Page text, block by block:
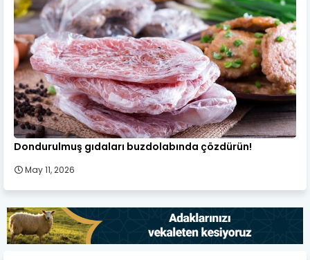
Dondurulmuş gıdaları buzdolabında çözdürün!
May 11, 2026